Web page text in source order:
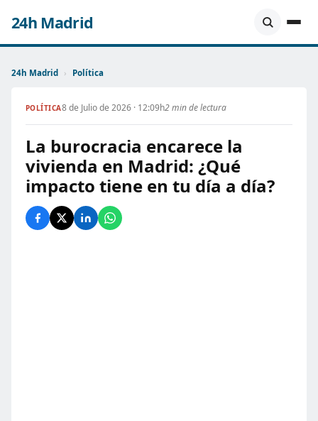
24h Madrid
24h Madrid › Política
POLÍTICA8 de Julio de 2026 · 12:09h2 min de lectura
La burocracia encarece la
vivienda en Madrid: ¿Qué
impacto tiene en tu día a día?